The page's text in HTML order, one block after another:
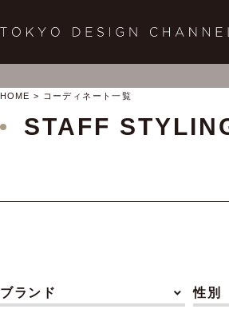
HOME コーディネート一覧
STAFF
ブランド 性別